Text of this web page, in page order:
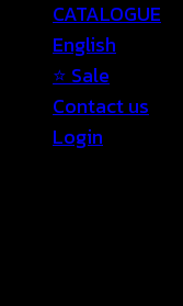
CATALOGUE
English
⭐ Sale
Contact us
Login